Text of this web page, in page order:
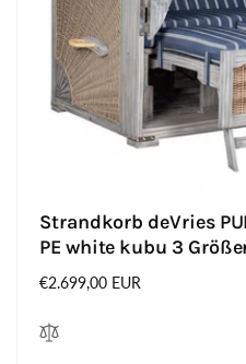
Strandkorb deVries
PE white kubu 3
Normaler
€2.699,00 EUR